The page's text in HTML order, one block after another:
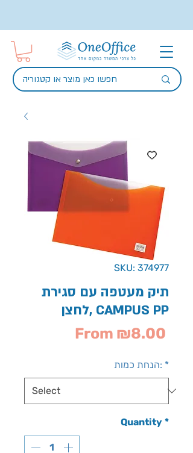
SKU: 374977
תיק מעטפה עם סגירת
לחצן, CAMPUS PP
From ₪8.00
הנחת כמות: *
Quantity *